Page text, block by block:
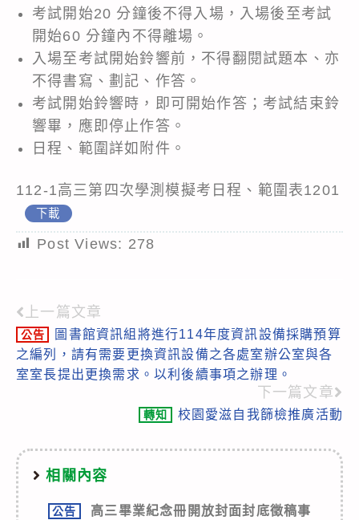
考試開始20 分鐘後不得入場，入場後至考試
開始60 分鐘內不得離場。
入場至考試開始鈴響前，不得翻閱試題本、亦
不得書寫、劃記、作答。
考試開始鈴響時，即可開始作答；考試結束鈴
響畢，應即停止作答。
日程、範圍詳如附件。
112-1高三第四次學測模擬考日程、範圍表1201
下載
Post Views: 278
Read
more
articles
上一篇文章
公告
圖書館資訊組將進行114年度資訊設備採購預算
之編列，請有需要更換資訊設備之各處室辦公室與各
室室長提出更換需求。以利後續事項之辦理。
下一篇文章
轉知 校園愛滋自我篩檢推廣活動
相關內容
公告
高三畢業紀念冊開放封面封底徵稿事